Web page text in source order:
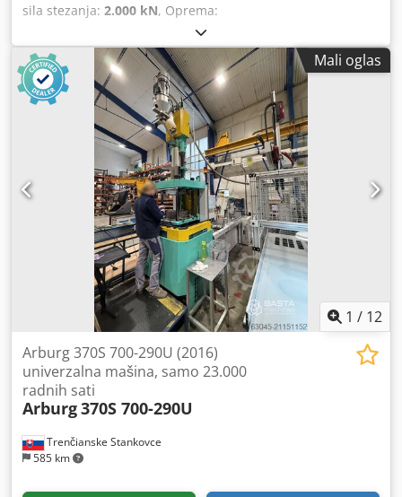
potrebnog rashladnog kapaciteta, izbor adekvatne šeme
hlađenja i konfiguraciju potrebne opreme. GARANCIJA I
PODRŠKA Kvalitet opreme potvrđen je garancijom u
trajanju od 6 do 36 meseci. Naša kompanija može ponuditi
i: - punjenje rashladnog fluida; - zamenu ulja i filtera; -
tehničku podršku. LOGISTIKA - Dostava širom sveta -
Pomoć oko utovara, izvozne dokumentacije i koordinacije
logistike Zatražite detaljnu konsultaciju. Fotografije, video
snimci i kompletan izveštaj sa testiranja dostupni su
odmah na zahtev.
sila stezanja: 2.000 kN, Oprema:
, Stezna snaga: 200 t Prečnik
vijka: 50 mm Razmak između stubova V: 570 mm Razmak
između stubova H: 570 mm Tip: Horizontalni Csdpfx Afsyfh
Uls Hjrf Pogon: Električni Radni sati: 34.535
Mali oglas
1 / 12
Trenčianske Stankovce
585 km
Arburg 370S 700-290U (2016)
univerzalna mašina, samo 23.000
radnih sati
Arburg370S 700-290U